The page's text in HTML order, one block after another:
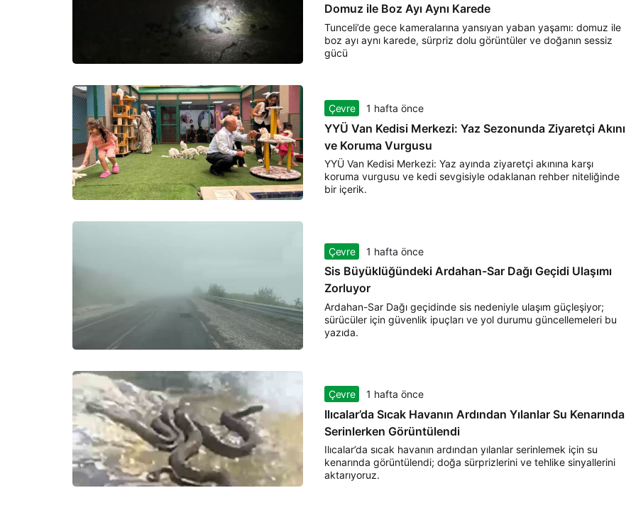
Domuz ile Boz Ayı Aynı Karede
Tunceli’de gece kameralarına yansıyan yaban yaşamı: domuz ile
boz ayı aynı karede, sürpriz dolu görüntüler ve doğanın sessiz
gücü
Çevre 1 hafta önce
YYÜ Van Kedisi Merkezi: Yaz Sezonunda Ziyaretçi Akını
ve Koruma Vurgusu
YYÜ Van Kedisi Merkezi: Yaz ayında ziyaretçi akınına karşı
koruma vurgusu ve kedi sevgisiyle odaklanan rehber niteliğinde
bir içerik.
Çevre 1 hafta önce
Sis Büyüklüğündeki Ardahan-Sar Dağı Geçidi Ulaşımı
Zorluyor
Ardahan-Sar Dağı geçidinde sis nedeniyle ulaşım güçleşiyor;
sürücüler için güvenlik ipuçları ve yol durumu güncellemeleri bu
yazıda.
Çevre 1 hafta önce
Ilıcalar’da Sıcak Havanın Ardından Yılanlar Su Kenarında
Serinlerken Görüntülendi
Ilıcalar’da sıcak havanın ardından yılanlar serinlemek için su
kenarında görüntülendi; doğa sürprizlerini ve tehlike sinyallerini
aktarıyoruz.